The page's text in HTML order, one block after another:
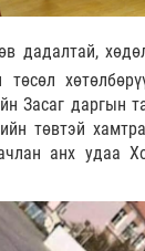
дадалтай,
Засаг даргын
төвтэй
анх удаа